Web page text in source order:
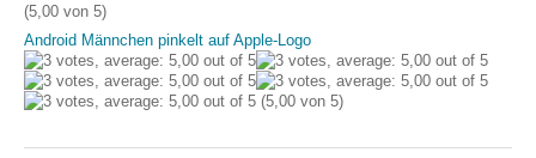
(5,00 von 5)
Android Männchen pinkelt auf Apple-Logo
(5,00 von 5)